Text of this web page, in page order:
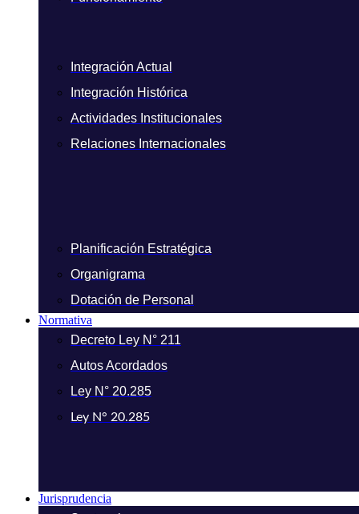
Integración Actual
Integración Histórica
Actividades Institucionales
Relaciones Internacionales
Planificación Estratégica
Organigrama
Dotación de Personal
Normativa
Decreto Ley N° 211
Autos Acordados
Ley N° 20.285
Ley N° 20.285
Jurisprudencia